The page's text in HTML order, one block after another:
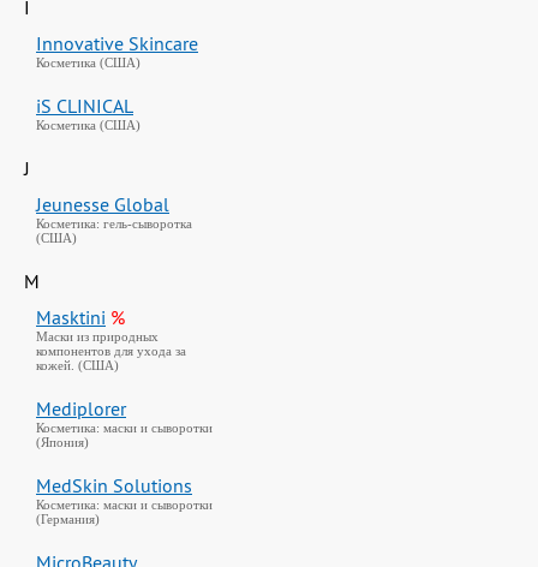
I
Innovative Skincare
Косметика (США)
iS CLINICAL
Косметика (США)
J
Jeunesse Global
Косметика: гель-сыворотка
(США)
M
Masktini %
Маски из природных
компонентов для ухода за
кожей. (США)
Mediplorer
Косметика: маски и сыворотки
(Япония)
MedSkin Solutions
Косметика: маски и сыворотки
(Германия)
MicroBeauty